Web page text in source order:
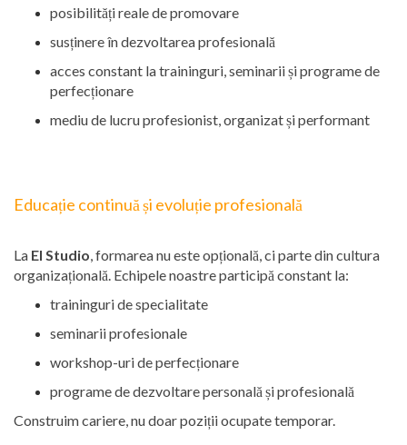
posibilități reale de promovare
susținere în dezvoltarea profesională
acces constant la traininguri, seminarii și programe de
perfecționare
mediu de lucru profesionist, organizat și performant
Educație continuă și evoluție profesională
La El Studio, formarea nu este opțională, ci parte din cultura
organizațională. Echipele noastre participă constant la:
traininguri de specialitate
seminarii profesionale
workshop-uri de perfecționare
programe de dezvoltare personală și profesională
Construim cariere, nu doar poziții ocupate temporar.